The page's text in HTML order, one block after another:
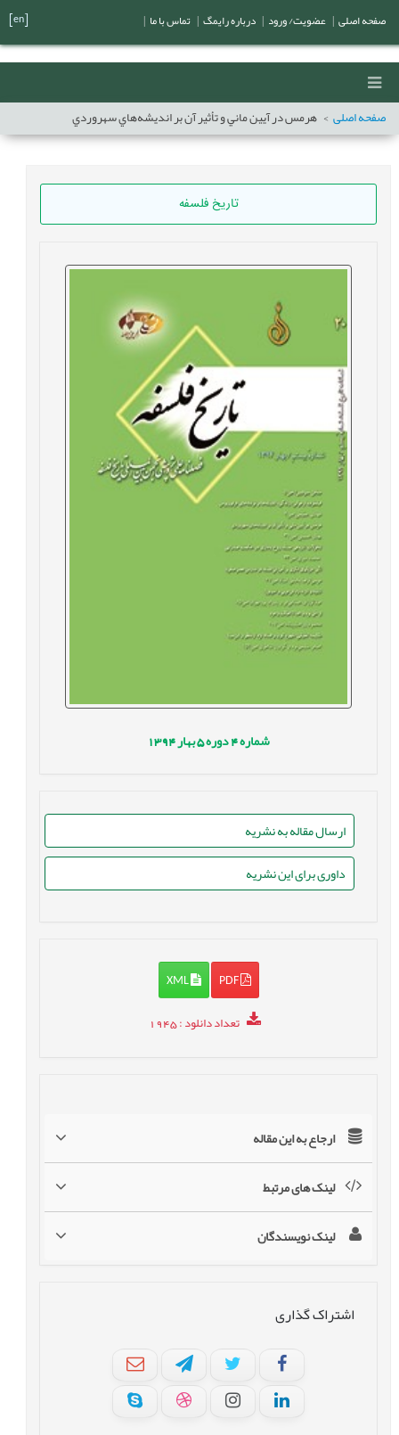
صفحه اصلی هرمس در آيين ماني و تأثير آن بر انديشه‌هاي سهروردي
تاریخ فلسفه
شماره4 دوره5 بهار1394
ارسال مقاله به نشریه
داوری برای این نشریه
PDF
XML
تعداد دانلود: 1945
ارجاع به این مقاله
لینک های مرتبط
لینک نویسندگان
اشتراک گذاری
صفحه اصلی عضویت/ ورود درباره رایمگ تماس با ما